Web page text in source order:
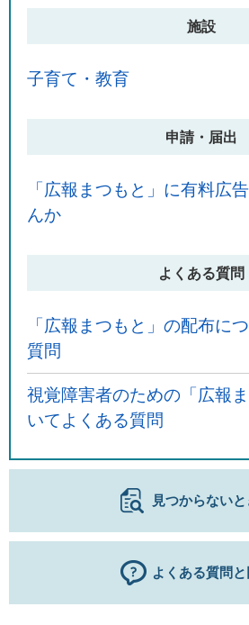
施設
子育て・教育
申請・届出
「広報まつもと」に有料広
んか
よくある質問
「広報まつもと」の配布に
質問
視覚障害者のための「広報
いてよくある質問
見つからない
よくある質問